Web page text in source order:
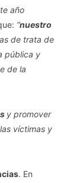
año
“nuestro
de trata de
pública y
de la
y promover
víctimas y
. En